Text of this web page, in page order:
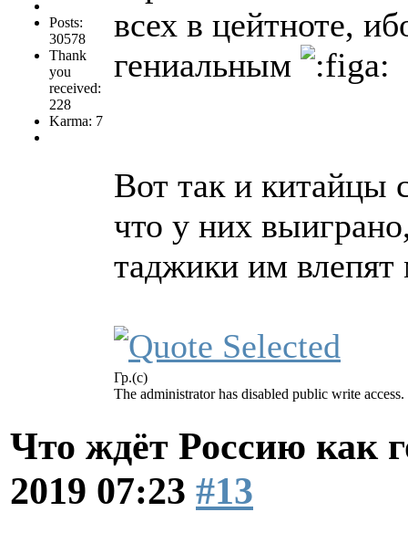
Posts:
30578
Thank
you
received:
228
Karma: 7
всех в цейтноте,
гениальным
Вот так и китайцы
что у них
таджики им влепят
Гр.(с)
The administrator has disabled public write access.
Что ждёт Россию как
2019 07:23 #13